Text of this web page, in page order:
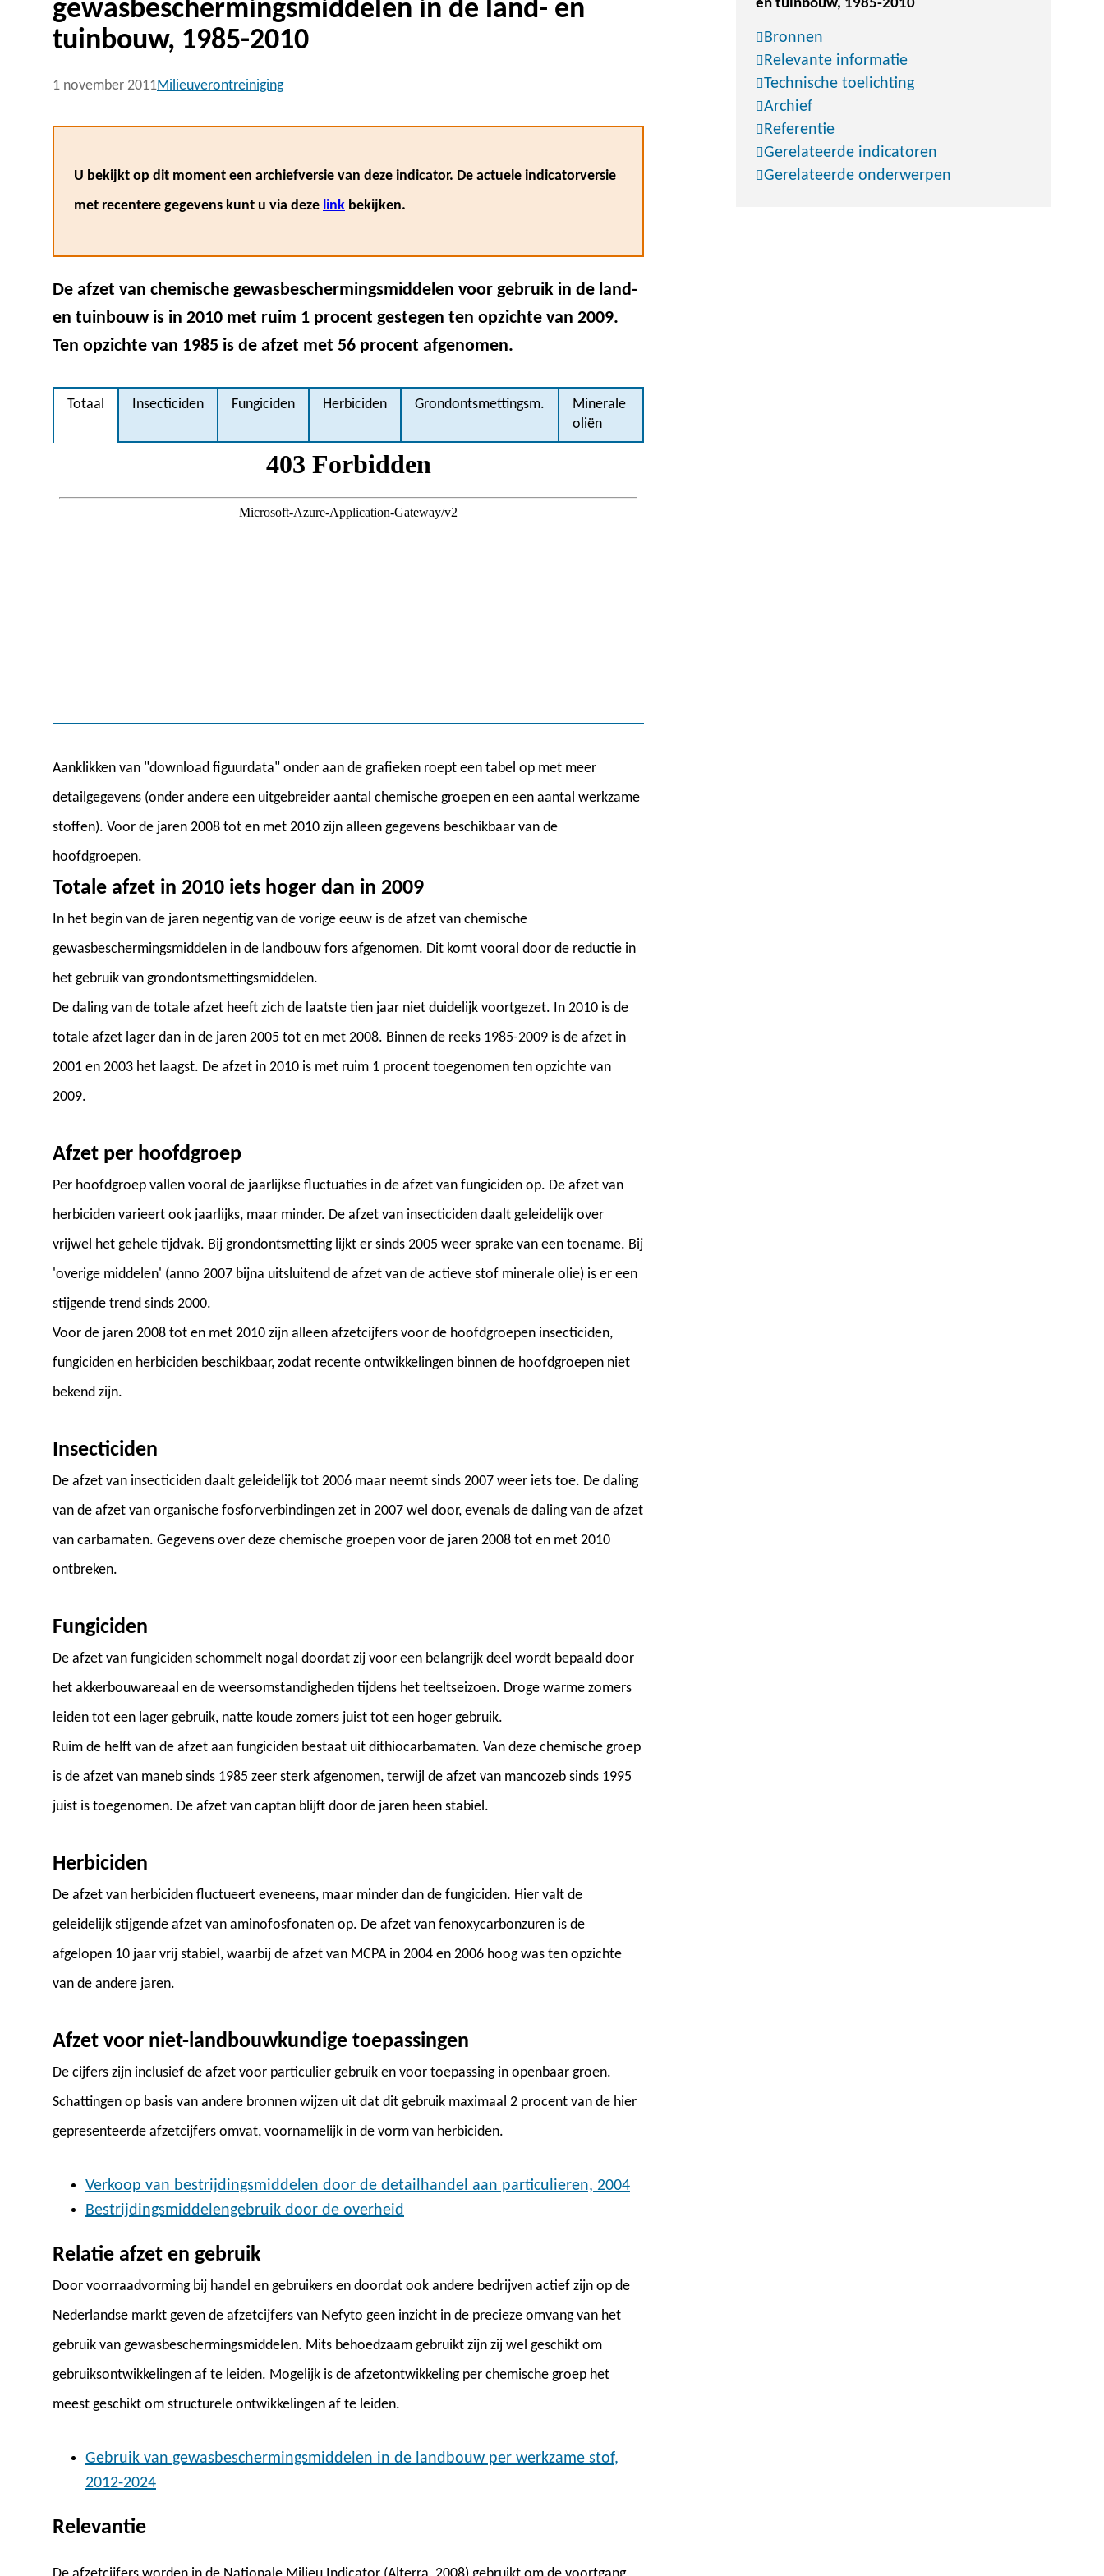
gewasbeschermingsmiddelen in de land- en
tuinbouw, 1985-2010
1 november 2011Milieuverontreiniging
en tuinbouw, 1985-2010
Bronnen
Relevante informatie
Technische toelichting
Archief
Referentie
Gerelateerde indicatoren
Gerelateerde onderwerpen
U bekijkt op dit moment een archiefversie van deze indicator. De actuele indicatorversie
met recentere gegevens kunt u via deze link bekijken.
De afzet van chemische gewasbeschermingsmiddelen voor gebruik in de land-
en tuinbouw is in 2010 met ruim 1 procent gestegen ten opzichte van 2009.
Ten opzichte van 1985 is de afzet met 56 procent afgenomen.
Totaal Insecticiden Fungiciden Herbiciden Grondontsmettingsm.
Minerale
oliën
Aanklikken van "download figuurdata" onder aan de grafieken roept een tabel op met meer
detailgegevens (onder andere een uitgebreider aantal chemische groepen en een aantal werkzame
stoffen). Voor de jaren 2008 tot en met 2010 zijn alleen gegevens beschikbaar van de
hoofdgroepen.
Totale afzet in 2010 iets hoger dan in 2009
In het begin van de jaren negentig van de vorige eeuw is de afzet van chemische
gewasbeschermingsmiddelen in de landbouw fors afgenomen. Dit komt vooral door de reductie in
het gebruik van grondontsmettingsmiddelen.
De daling van de totale afzet heeft zich de laatste tien jaar niet duidelijk voortgezet. In 2010 is de
totale afzet lager dan in de jaren 2005 tot en met 2008. Binnen de reeks 1985-2009 is de afzet in
2001 en 2003 het laagst. De afzet in 2010 is met ruim 1 procent toegenomen ten opzichte van
2009.
Afzet per hoofdgroep
Per hoofdgroep vallen vooral de jaarlijkse fluctuaties in de afzet van fungiciden op. De afzet van
herbiciden varieert ook jaarlijks, maar minder. De afzet van insecticiden daalt geleidelijk over
vrijwel het gehele tijdvak. Bij grondontsmetting lijkt er sinds 2005 weer sprake van een toename. Bij
'overige middelen' (anno 2007 bijna uitsluitend de afzet van de actieve stof minerale olie) is er een
stijgende trend sinds 2000.
Voor de jaren 2008 tot en met 2010 zijn alleen afzetcijfers voor de hoofdgroepen insecticiden,
fungiciden en herbiciden beschikbaar, zodat recente ontwikkelingen binnen de hoofdgroepen niet
bekend zijn.
Insecticiden
De afzet van insecticiden daalt geleidelijk tot 2006 maar neemt sinds 2007 weer iets toe. De daling
van de afzet van organische fosforverbindingen zet in 2007 wel door, evenals de daling van de afzet
van carbamaten. Gegevens over deze chemische groepen voor de jaren 2008 tot en met 2010
ontbreken.
Fungiciden
De afzet van fungiciden schommelt nogal doordat zij voor een belangrijk deel wordt bepaald door
het akkerbouwareaal en de weersomstandigheden tijdens het teeltseizoen. Droge warme zomers
leiden tot een lager gebruik, natte koude zomers juist tot een hoger gebruik.
Ruim de helft van de afzet aan fungiciden bestaat uit dithiocarbamaten. Van deze chemische groep
is de afzet van maneb sinds 1985 zeer sterk afgenomen, terwijl de afzet van mancozeb sinds 1995
juist is toegenomen. De afzet van captan blijft door de jaren heen stabiel.
Herbiciden
De afzet van herbiciden fluctueert eveneens, maar minder dan de fungiciden. Hier valt de
geleidelijk stijgende afzet van aminofosfonaten op. De afzet van fenoxycarbonzuren is de
afgelopen 10 jaar vrij stabiel, waarbij de afzet van MCPA in 2004 en 2006 hoog was ten opzichte
van de andere jaren.
Afzet voor niet-landbouwkundige toepassingen
De cijfers zijn inclusief de afzet voor particulier gebruik en voor toepassing in openbaar groen.
Schattingen op basis van andere bronnen wijzen uit dat dit gebruik maximaal 2 procent van de hier
gepresenteerde afzetcijfers omvat, voornamelijk in de vorm van herbiciden.
Verkoop van bestrijdingsmiddelen door de detailhandel aan particulieren, 2004
Bestrijdingsmiddelengebruik door de overheid
Relatie afzet en gebruik
Door voorraadvorming bij handel en gebruikers en doordat ook andere bedrijven actief zijn op de
Nederlandse markt geven de afzetcijfers van Nefyto geen inzicht in de precieze omvang van het
gebruik van gewasbeschermingsmiddelen. Mits behoedzaam gebruikt zijn zij wel geschikt om
gebruiksontwikkelingen af te leiden. Mogelijk is de afzetontwikkeling per chemische groep het
meest geschikt om structurele ontwikkelingen af te leiden.
Gebruik van gewasbeschermingsmiddelen in de landbouw per werkzame stof,
2012-2024
Relevantie